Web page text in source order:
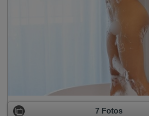
7 Fotos